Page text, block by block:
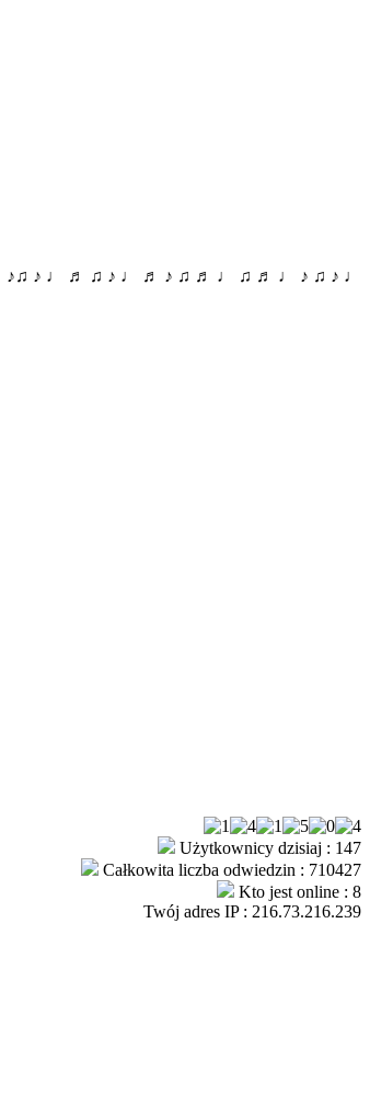
♪ ♩ ♬ ♫ ♪ ♩ ♬ ♪ ♫ ♬ ♩ ♫ ♬ ♩ ♪ ♫ ♪ ♩
Użytkownicy dzisiaj : 147
Całkowita liczba odwiedzin : 710427
Kto jest online : 8
Twój adres IP : 216.73.216.239